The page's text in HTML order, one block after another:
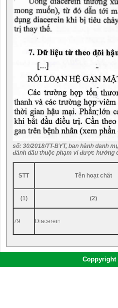
số: 30/2018/TT-BYT, ban hành danh
đánh dấu thuộc phạm vi được hưởng
STT Tên hoạt chất
(1) (2)
79 Diacerein
Coppyright